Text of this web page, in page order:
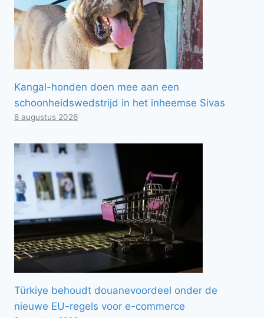
Kangal-honden doen mee aan een
schoonheidswedstrijd in het inheemse Sivas
8 augustus 2026
Türkiye behoudt douanevoordeel onder de
nieuwe EU-regels voor e-commerce